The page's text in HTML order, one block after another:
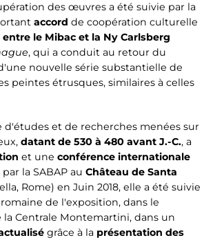
des œuvres a été suivie par la
accord de coopération culturelle
entre le Mibac et la Ny Carlsberg
, qui a conduit au retour du
nouvelle série substantielle de
peintes étrusques, similaires à celles
d'études et de recherches menées sur
datant de 530 à 480 avant J.-C., a
et une conférence internationale
la SABAP au Château de Santa
Rome) en Juin 2018, elle a été suivie
de l'exposition, dans le
Centrale Montemartini, dans un
grâce à la présentation des